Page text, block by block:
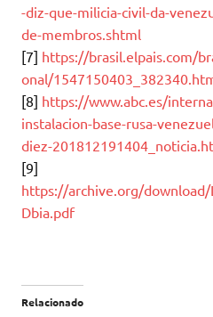
-diz-que-milicia-civil-da-
de-membros.shtml
[7] https://brasil.elpais.com/
onal/
[8] https://www.abc.es/
instalacion-base-rusa-
diez-
[9]
https://archive.org/
Dbia.pdf
Relacionado